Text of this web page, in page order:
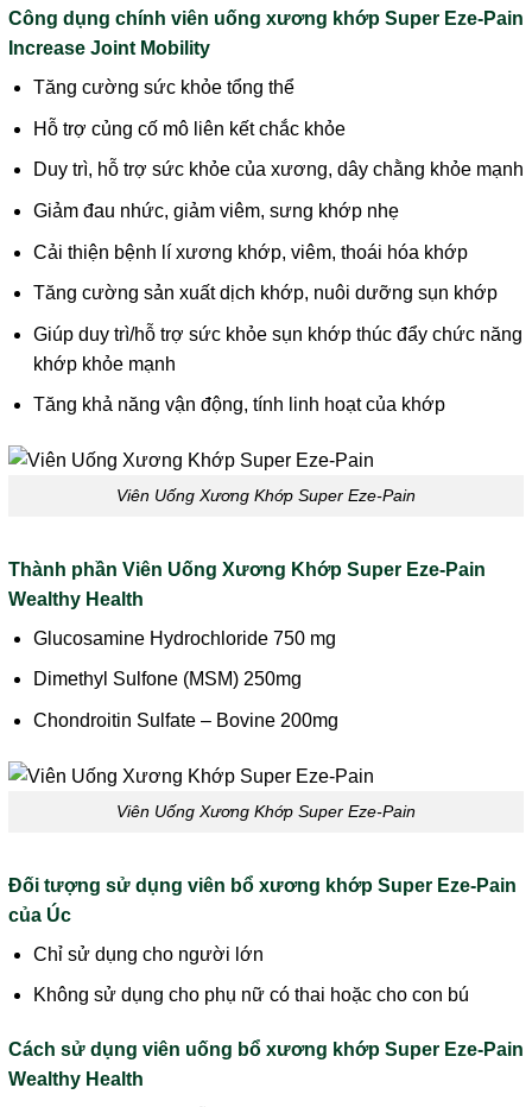
Công dụng chính viên uống xương khớp Super Eze-Pain
Increase Joint Mobility
Tăng cường sức khỏe tổng thể
Hỗ trợ củng cố mô liên kết chắc khỏe
Duy trì, hỗ trợ sức khỏe của xương, dây chằng khỏe mạnh
Giảm đau nhức, giảm viêm, sưng khớp nhẹ
Cải thiện bệnh lí xương khớp, viêm, thoái hóa khớp
Tăng cường sản xuất dịch khớp, nuôi dưỡng sụn khớp
Giúp duy trì/hỗ trợ sức khỏe sụn khớp thúc đẩy chức năng
khớp khỏe mạnh
Tăng khả năng vận động, tính linh hoạt của khớp
Viên Uống Xương Khớp Super Eze-Pain
Thành phần Viên Uống Xương Khớp Super Eze-Pain
Wealthy Health
Glucosamine Hydrochloride 750 mg
Dimethyl Sulfone (MSM) 250mg
Chondroitin Sulfate – Bovine 200mg
Viên Uống Xương Khớp Super Eze-Pain
Đối tượng sử dụng viên bổ xương khớp Super Eze-Pain
của Úc
Chỉ sử dụng cho người lớn
Không sử dụng cho phụ nữ có thai hoặc cho con bú
Cách sử dụng viên uống bổ xương khớp Super Eze-Pain
Wealthy Health